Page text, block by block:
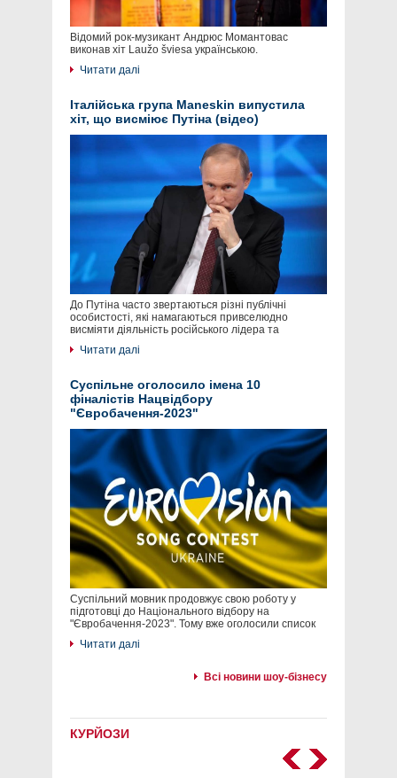
Відомий рок-музикант Андрюс Момантовас
виконав хіт Laužo šviesa українською.
Читати далі
Італійська група Maneskin випустила
хіт, що висміює Путіна (відео)
До Путіна часто звертаються різні публічні
особистості, які намагаються привселюдно
висміяти діяльність російського лідера та
Читати далі
Суспільне оголосило імена 10
фіналістів Нацвідбору
"Євробачення-2023"
Суспільний мовник продовжує свою роботу у
підготовці до Національного відбору на
"Євробачення-2023". Тому вже оголосили список
Читати далі
Всі новини шоу-бізнесу
КУРЙОЗИ